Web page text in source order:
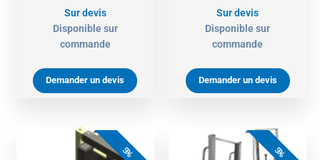
Sur devis
Disponible sur
commande
Demander un devis
Sur devis
Disponible sur
commande
Demander un devis
5% 5%